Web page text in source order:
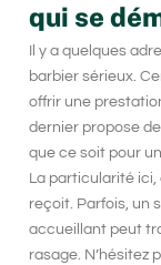
qui se
Il y a quelques
barbier sérieux.
offrir une
dernier propose
que ce soit pour
La particularité ici,
reçoit. Parfois, un
accueillant peut
rasage. N’hésitez